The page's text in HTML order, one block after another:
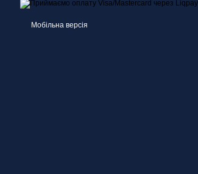
Мобільна версія